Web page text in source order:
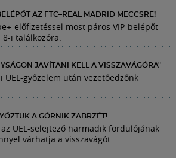
AZ FTC–REAL MADRID MECCSRE!
előfizetéssel most páros VIP-belépőt
i találkozóra.
JAVÍTANI KELL A VISSZAVÁGÓRA"
UEL-győzelem után vezetőedzőnk
A GÓRNIK ZABRZÉT!
UEL-selejtező harmadik fordulójának
várhatja a visszavágót.